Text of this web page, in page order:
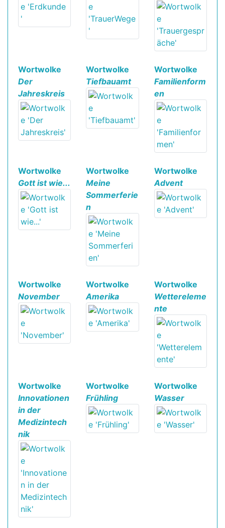
Wortwolke
Der
Jahreskreis
Wortwolke
Tiefbauamt
Wortwolke
Familienform
en
Wortwolke
Gott ist wie...
Wortwolke
Meine
Sommerferie
n
Wortwolke
Advent
Wortwolke
November
Wortwolke
Amerika
Wortwolke
Wettereleme
nte
Wortwolke
Innovationen
in der
Medizintech
nik
Wortwolke
Frühling
Wortwolke
Wasser